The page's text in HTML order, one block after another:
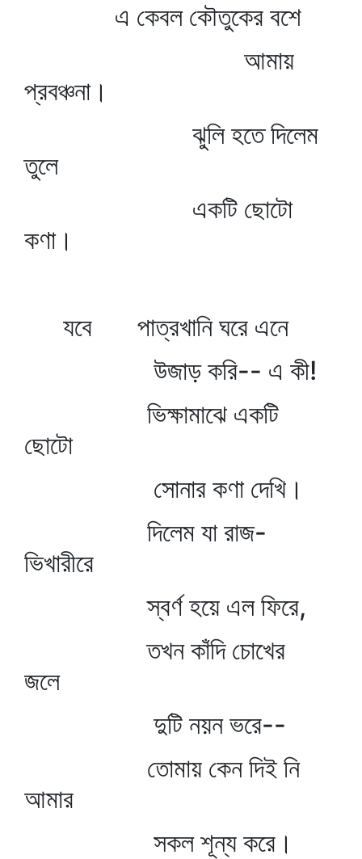
এ কেবল কৌতুকের বশে
আমায়
প্রবঞ্চনা।
ঝুলি হতে দিলেম
তুলে
একটি ছোটো
কণা।
যবে পাত্রখানি ঘরে এনে
উজাড় করি-- এ কী!
ভিক্ষামাঝে একটি
ছোটো
সোনার কণা দেখি।
দিলেম যা রাজ-
ভিখারীরে
স্বর্ণ হয়ে এল ফিরে,
তখন কাঁদি চোখের
জলে
দুটি নয়ন ভরে--
তোমায় কেন দিই নি
আমার
সকল শূন্য করে।